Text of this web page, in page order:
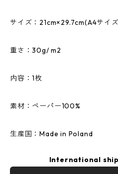
サイズ：21cm×29.7cm(A4サイ
重さ：30g/ m2
内容：1枚
素材：ペーパー100%
生産国：Made in Poland
International